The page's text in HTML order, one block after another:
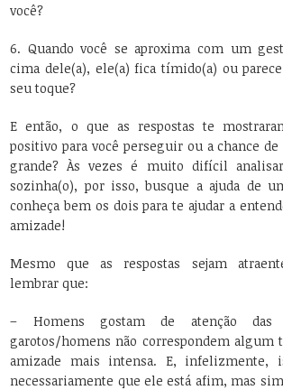
você?
6. Quando você se aproxima com um
cima dele(a), ele(a) fica tímido(a) ou
seu toque?
E então, o que as respostas te
positivo para você perseguir ou a chance
grande? Às vezes é muito difícil
sozinha(o), por isso, busque a ajuda de
conheça bem os dois para te ajudar a
amizade!
Mesmo que as respostas sejam
lembrar que:
– Homens gostam de atenção das
garotos/homens não correspondem algum
amizade mais intensa. E, infelizmente,
necessariamente que ele está afim, mas